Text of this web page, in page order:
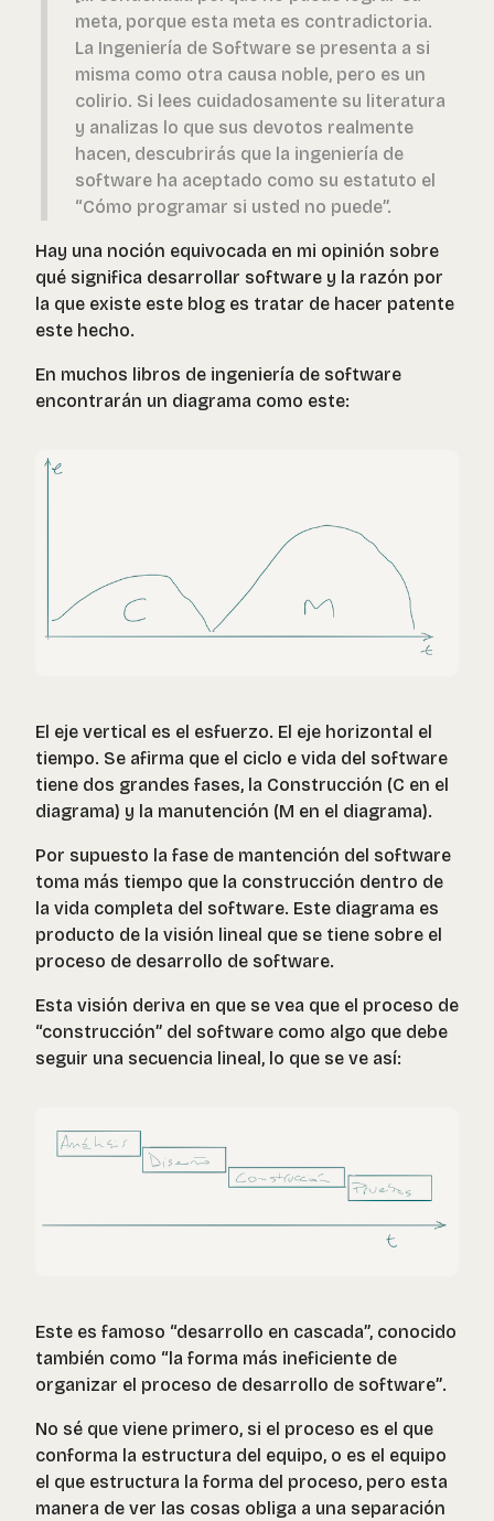
meta, porque esta meta es contradictoria.
La Ingeniería de Software se presenta a si
misma como otra causa noble, pero es un
colirio. Si lees cuidadosamente su literatura
y analizas lo que sus devotos realmente
hacen, descubrirás que la ingeniería de
software ha aceptado como su estatuto el
“Cómo programar si usted no puede”.
Hay una noción equivocada en mi opinión sobre
qué significa desarrollar software y la razón por
la que existe este blog es tratar de hacer patente
este hecho.
En muchos libros de ingeniería de software
encontrarán un diagrama como este:
El eje vertical es el esfuerzo. El eje horizontal el
tiempo. Se afirma que el ciclo e vida del software
tiene dos grandes fases, la Construcción (C en el
diagrama) y la manutención (M en el diagrama).
Por supuesto la fase de mantención del software
toma más tiempo que la construcción dentro de
la vida completa del software. Este diagrama es
producto de la visión lineal que se tiene sobre el
proceso de desarrollo de software.
Esta visión deriva en que se vea que el proceso de
“construcción” del software como algo que debe
seguir una secuencia lineal, lo que se ve así:
Este es famoso “desarrollo en cascada”, conocido
también como “la forma más ineficiente de
organizar el proceso de desarrollo de software”.
No sé que viene primero, si el proceso es el que
conforma la estructura del equipo, o es el equipo
el que estructura la forma del proceso, pero esta
manera de ver las cosas obliga a una separación